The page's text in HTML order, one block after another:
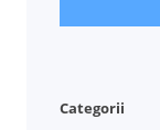
Categorii